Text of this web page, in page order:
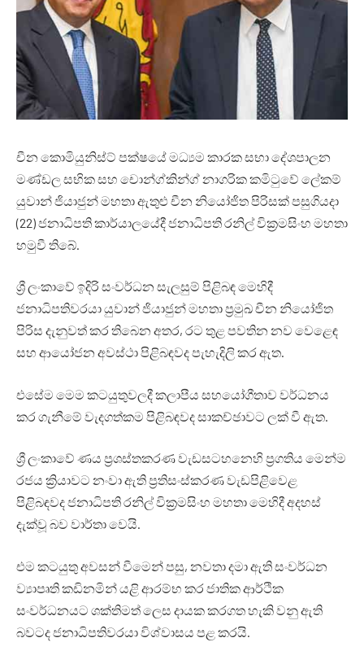
චීන කොමියුනිස්ට් පක්ෂයේ මධ්‍යම කාරක සභා දේශපාලන
මණ්ඩල සභික සහ චොන්ග්කින්ග් නාගරික කමිටුවේ ලේකම්
යුවාන් ජියාජුන් මහතා ඇතුළු චීන නියෝජිත පිරිසක් පසුගියදා
(22) ජනාධිපති කාර්යාලයේදී ජනාධිපති රනිල් වික්‍රමසිංහ මහතා
හමුවී තිබේ.
ශ්‍රී ලංකාවේ ඉදිරි සංවර්ධන සැලසුම් පිළිබඳ මෙහිදී
ජනාධිපතිවරයා යුවාන් ජියාජුන් මහතා ප්‍රමුඛ චීන නියෝජිත
පිරිස දැනුවත් කර තිබෙන අතර, රට තුළ පවතින නව වෙළෙඳ
සහ ආයෝජන අවස්ථා පිළිබඳවද පැහැදිලි කර ඇත.
එසේම මෙම කටයුතුවලදී කලාපීය සහයෝගීතාව වර්ධනය
කර ගැනීමේ වැදගත්කම පිළිබඳවද සාකච්ඡාවට ලක් වී ඇත.
ශ්‍රී ලංකාවේ ණය ප්‍රශස්තකරණ වැඩසටහනෙහි ප්‍රගතිය මෙන්ම
රජය ක්‍රියාවට නංවා ඇති ප්‍රතිසංස්කරණ වැඩපිළිවෙළ
පිළිබඳවද ජනාධිපති රනිල් වික්‍රමසිංහ මහතා මෙහිදී අදහස්
දැක්වූ බව වාර්තා වෙයි.
එම කටයුතු අවසන් වීමෙන් පසු, නවතා දමා ඇති සංවර්ධන
ව්‍යාපෘති කඩිනමින් යළි ආරම්භ කර ජාතික ආර්ථික
සංවර්ධනයට ශක්තිමත් ලෙස දායක කරගත හැකි වනු ඇති
බවටද ජනාධිපතිවරයා විශ්වාසය පළ කරයි.